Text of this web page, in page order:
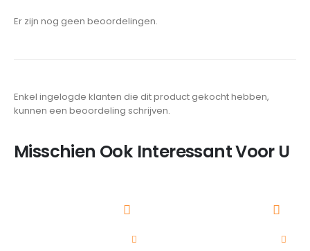
Er zijn nog geen beoordelingen.
Enkel ingelogde klanten die dit product gekocht hebben,
kunnen een beoordeling schrijven.
Misschien Ook Interessant Voor U